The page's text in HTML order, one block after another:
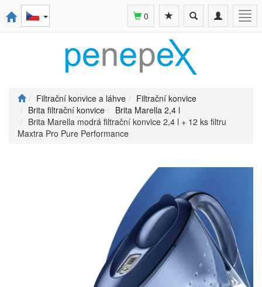
Toggle
navigation
Toggle
search
0
Filtrační konvice a láhve
Filtrační konvice
Brita filtrační konvice
Brita Marella 2,4 l
Brita Marella modrá filtrační konvice 2,4 l + 12 ks filtru
Maxtra Pro Pure Performance